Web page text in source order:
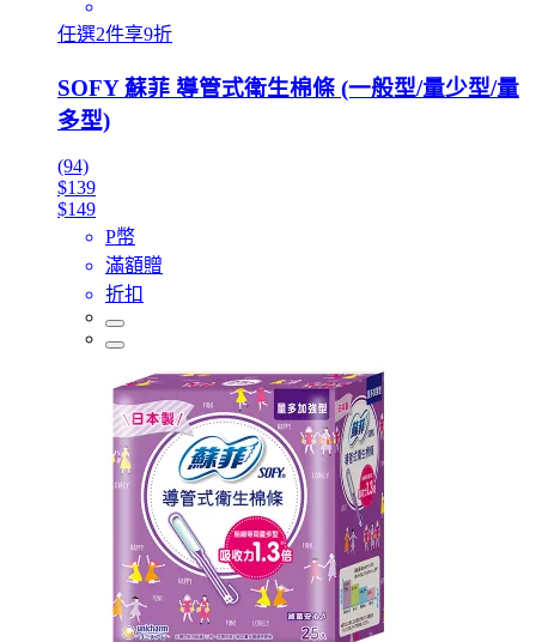
任選2件享9折
SOFY 蘇菲 導管式衛生棉條 (一般型/量少型/量
多型)
(94)
$139
$149
P幣
滿額贈
折扣